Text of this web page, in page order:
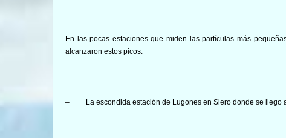
En las pocas estaciones que miden las partículas más
alcanzaron estos picos:
– La escondida estación de Lugones en Siero donde se llego